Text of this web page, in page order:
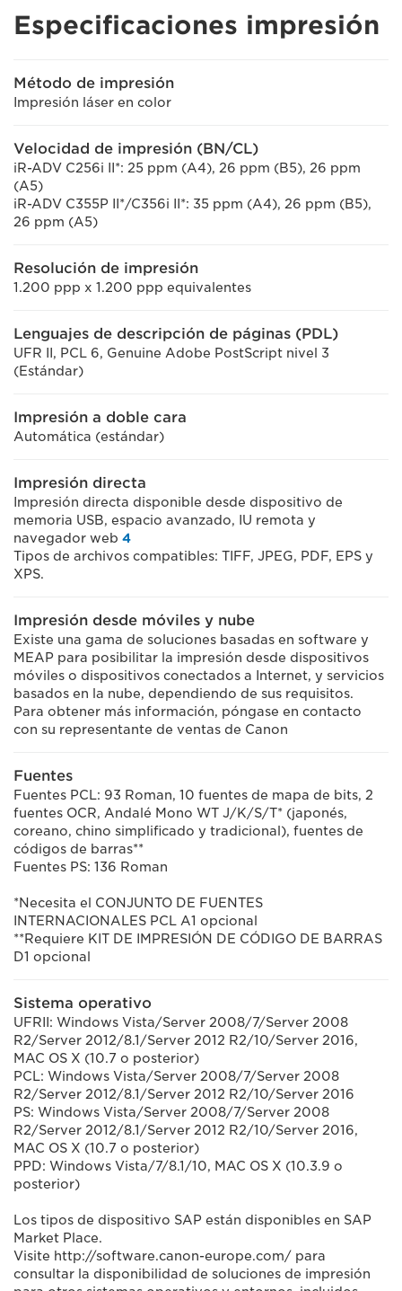
Especificaciones impresión
Método de impresión
Impresión láser en color
Velocidad de impresión (BN/CL)
iR-ADV C256i II*: 25 ppm (A4), 26 ppm (B5), 26 ppm
(A5)
iR-ADV C355P II*/C356i II*: 35 ppm (A4), 26 ppm (B5),
26 ppm (A5)
Resolución de impresión
1.200 ppp x 1.200 ppp equivalentes
Lenguajes de descripción de páginas (PDL)
UFR II, PCL 6, Genuine Adobe PostScript nivel 3
(Estándar)
Impresión a doble cara
Automática (estándar)
Impresión directa
Impresión directa disponible desde dispositivo de
memoria USB, espacio avanzado, IU remota y
navegador web 4
Tipos de archivos compatibles: TIFF, JPEG, PDF, EPS y
XPS.
Impresión desde móviles y nube
Existe una gama de soluciones basadas en software y
MEAP para posibilitar la impresión desde dispositivos
móviles o dispositivos conectados a Internet, y servicios
basados en la nube, dependiendo de sus requisitos.
Para obtener más información, póngase en contacto
con su representante de ventas de Canon
Fuentes
Fuentes PCL: 93 Roman, 10 fuentes de mapa de bits, 2
fuentes OCR, Andalé Mono WT J/K/S/T* (japonés,
coreano, chino simplificado y tradicional), fuentes de
códigos de barras**
Fuentes PS: 136 Roman
*Necesita el CONJUNTO DE FUENTES
INTERNACIONALES PCL A1 opcional
**Requiere KIT DE IMPRESIÓN DE CÓDIGO DE BARRAS
D1 opcional
Sistema operativo
UFRII: Windows Vista/Server 2008/7/Server 2008
R2/Server 2012/8.1/Server 2012 R2/10/Server 2016,
MAC OS X (10.7 o posterior)
PCL: Windows Vista/Server 2008/7/Server 2008
R2/Server 2012/8.1/Server 2012 R2/10/Server 2016
PS: Windows Vista/Server 2008/7/Server 2008
R2/Server 2012/8.1/Server 2012 R2/10/Server 2016,
MAC OS X (10.7 o posterior)
PPD: Windows Vista/7/8.1/10, MAC OS X (10.3.9 o
posterior)
Los tipos de dispositivo SAP están disponibles en SAP
Market Place.
Visite http://software.canon-europe.com/ para
consultar la disponibilidad de soluciones de impresión